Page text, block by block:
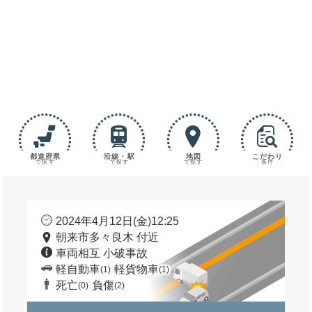
都道府県
で探す
沿線・駅
で探す
地図
で探す
こだわり
条件
2024年4月12日(金)12:25
朝来市多々良木 付近
車両相互 小破事故
軽自動車(1) 軽貨物車(1)
死亡(0) 負傷(2)